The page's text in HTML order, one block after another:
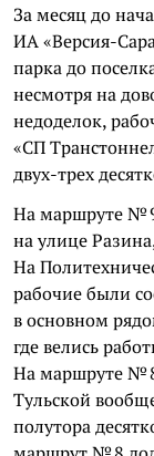
За месяц до
ИА «Версия-
парка до
несмотря на
недоделок,
«СП
двух-трех
На маршруте № 9
на улице
На
рабочие были
в основном
где велись
На маршруте №
Тульской
полутора